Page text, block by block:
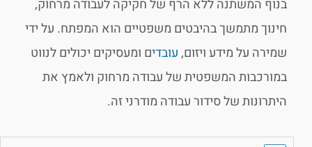
בנוף המשתנה ללא הרף של חקיקה לעבודה מרחוק,
חינוך מתמשך בהיבטים משפטיים הוא המפתח. על ידי
שמירה על מידע ויזום,עובדים ומעסיקים יכולים לנווט
במורכבות המשפטית של עבודה מרחוק ולאמץ את
היתרונות של סידור עבודה מודרני זה.